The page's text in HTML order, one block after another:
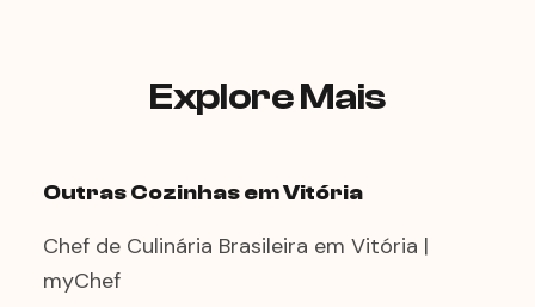
Explore Mais
Outras Cozinhas em Vitória
Chef de Culinária Brasileira em Vitória |
myChef